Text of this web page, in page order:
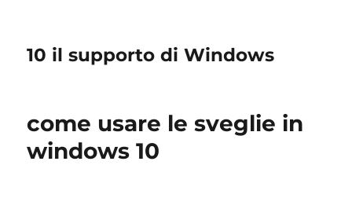
10 il supporto di Windows
come usare le sveglie in
windows 10